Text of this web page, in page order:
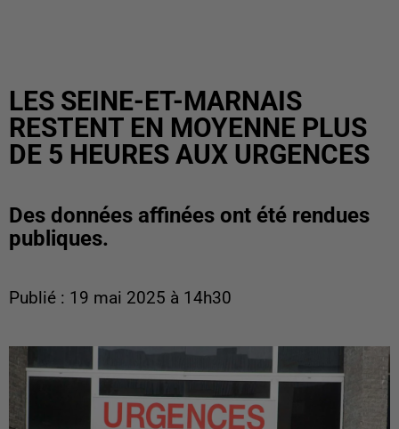
LES SEINE-ET-MARNAIS
RESTENT EN MOYENNE PLUS
DE 5 HEURES AUX URGENCES
Des données affinées ont été rendues
publiques.
Publié : 19 mai 2025 à 14h30